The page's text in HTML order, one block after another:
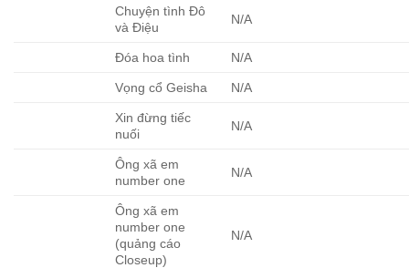
Chuyện tình Đô
và Điệu
N/A
Đóa hoa tình N/A
Vọng cổ Geisha N/A
Xin đừng tiếc
nuối
N/A
Ông xã em
number one
N/A
Ông xã em
number one
(quảng cáo
Closeup)
N/A